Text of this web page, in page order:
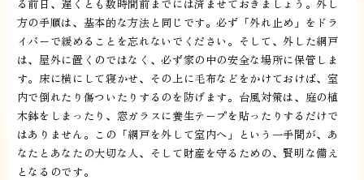
る前日、遅くとも数時間前までには済ませておきましょう。外し
方の手順は、基本的な方法と同じです。必ず「外れ止め」をドラ
イバーで緩めることを忘れないでください。そして、外した網戸
は、屋外に置くのではなく、必ず家の中の安全な場所に保管しま
す。床に横にして寝かせ、その上に毛布などをかけておけば、室
内で倒れたり傷ついたりするのを防げます。台風対策は、庭の植
木鉢をしまったり、窓ガラスに養生テープを貼ったりするだけで
はありません。この「網戸を外して室内へ」という一手間が、あ
なたとあなたの大切な人、そして財産を守るための、賢明な備え
となるのです。